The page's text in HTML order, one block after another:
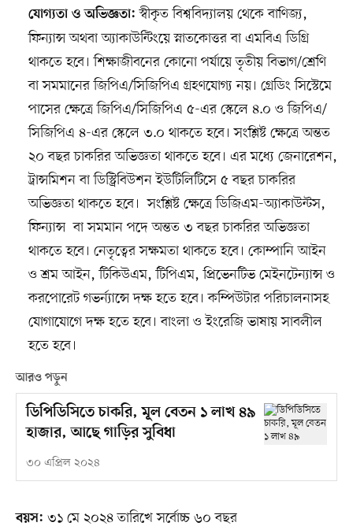
যোগ্যতা ও অভিজ্ঞতা: স্বীকৃত বিশ্ববিদ্যালয় থেকে বাণিজ্য,
ফিন্যান্স অথবা অ্যাকাউন্টিংয়ে স্নাতকোত্তর বা এমবিএ ডিগ্রি
থাকতে হবে। শিক্ষাজীবনের কোনো পর্যায়ে তৃতীয় বিভাগ/শ্রেণি
বা সমমানের জিপিএ/সিজিপিএ গ্রহণযোগ্য নয়। গ্রেডিং সিস্টেমে
পাসের ক্ষেত্রে জিপিএ/সিজিপিএ ৫-এর স্কেলে ৪.০ ও জিপিএ/
সিজিপিএ ৪-এর স্কেলে ৩.০ থাকতে হবে। সংশ্লিষ্ট ক্ষেত্রে অন্তত
২০ বছর চাকরির অভিজ্ঞতা থাকতে হবে। এর মধ্যে জেনারেশন,
ট্রান্সমিশন বা ডিস্ট্রিবিউশন ইউটিলিটিসে ৫ বছর চাকরির
অভিজ্ঞতা থাকতে হবে। সংশ্লিষ্ট ক্ষেত্রে ডিজিএম-অ্যাকাউন্টস,
ফিন্যান্স বা সমমান পদে অন্তত ৩ বছর চাকরির অভিজ্ঞতা
থাকতে হবে। নেতৃত্বের সক্ষমতা থাকতে হবে। কোম্পানি আইন
ও শ্রম আইন, টিকিউএম, টিপিএম, প্রিভেনটিভ মেইনটেন্যান্স ও
করপোরেট গভর্ন্যান্সে দক্ষ হতে হবে। কম্পিউটার পরিচালনাসহ
যোগাযোগে দক্ষ হতে হবে। বাংলা ও ইংরেজি ভাষায় সাবলীল
হতে হবে।
আরও পড়ুন
ডিপিডিসিতে চাকরি, মূল বেতন ১ লাখ ৪৯
হাজার, আছে গাড়ির সুবিধা
৩০ এপ্রিল ২০২৪
বয়স: ৩১ মে ২০২৪ তারিখে সর্বোচ্চ ৬০ বছর